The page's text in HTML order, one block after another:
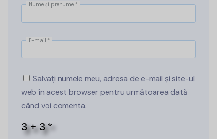
Nume și prenume *
E-mail *
Salvați numele meu, adresa de e-mail și site-ul
web în acest browser pentru următoarea dată
când voi comenta.